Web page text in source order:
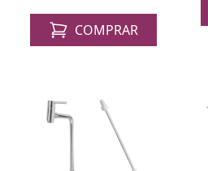
COMPRAR